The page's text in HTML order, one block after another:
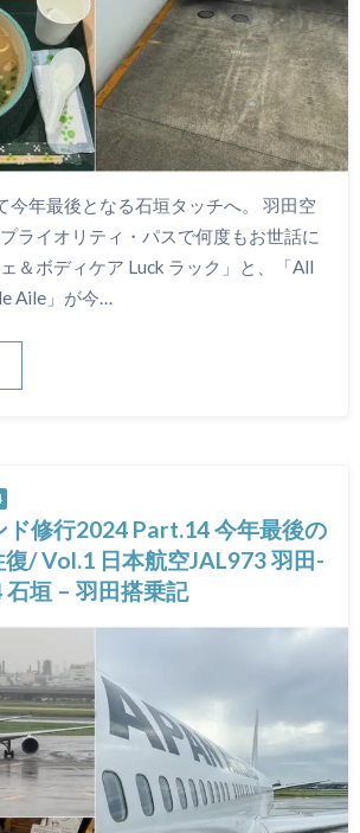
今年最後となる石垣タッチへ。 羽田空
ライオリティ・パスで何度もお世話に
＆ボディケア Luck ラック」と、「All
Aile」が今…
ド修行2024 Part.14 今年最後の
/ Vol.1 日本航空JAL973 羽田-
石垣 – 羽田搭乗記